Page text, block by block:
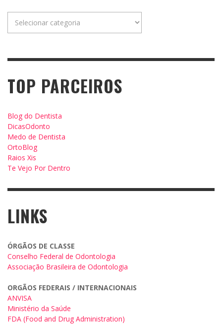
TOP PARCEIROS
Blog do Dentista
DicasOdonto
Medo de Dentista
OrtoBlog
Raios Xis
Te Vejo Por Dentro
LINKS
ÓRGÃOS DE CLASSE
Conselho Federal de Odontologia
Associação Brasileira de Odontologia
ORGÃOS FEDERAIS / INTERNACIONAIS
ANVISA
Ministério da Saúde
FDA (Food and Drug Administration)